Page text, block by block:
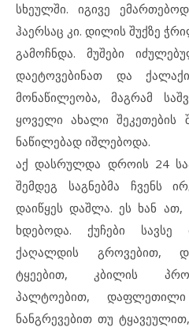
სხეულში. იგივე
ჰაერსაც კი. დილის შუქზე
გამოჩნდა. მუშები
დაეტოვებინათ და
მონაწილეობა, მაგრამ
ყოველი ახალი შეკეთების
ნაწილებად იშლებოდა.
აქ დასრულდა დროის 24
შემდეგ საგნებმა ჩვენს
დაიწყეს დაშლა. ეს ხან
ხდებოდა. ქუჩები
ქაღალდის გროვებით,
ტყეებით, კბილის
პალტოებით, დაფლეთილი
ნანგრევებით თუ